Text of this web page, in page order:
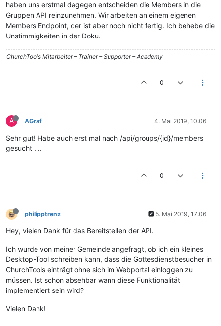
haben uns erstmal dagegen entscheiden die Members in die
Gruppen API reinzunehmen. Wir arbeiten an einem eigenen
Members Endpoint, der ist aber noch nicht fertig. Ich behebe die
Unstimmigkeiten in der Doku.
ChurchTools Mitarbeiter – Trainer – Supporter – Academy
0
A AGraf 4. Mai 2019, 10:06
Sehr gut! Habe auch erst mal nach /api/groups/{id}/members
gesucht ....
0
philipptrenz 5. Mai 2019, 17:06
Hey, vielen Dank für das Bereitstellen der API.
Ich wurde von meiner Gemeinde angefragt, ob ich ein kleines
Desktop-Tool schreiben kann, dass die Gottesdienstbesucher in
ChurchTools einträgt ohne sich im Webportal einloggen zu
müssen. Ist schon absehbar wann diese Funktionalität
implementiert sein wird?
Vielen Dank!